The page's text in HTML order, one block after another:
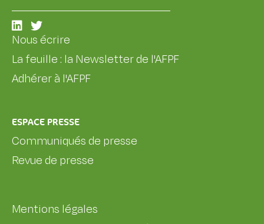
Nous écrire
La feuille : la Newsletter de l'AFPF
Adhérer à l'AFPF
ESPACE PRESSE
Communiqués de presse
Revue de presse
Mentions légales